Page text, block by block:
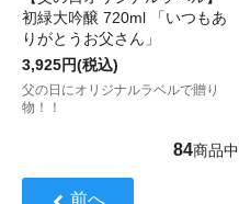
初緑大吟醸 720ml 「いつもあ
りがとうお父さん」
3,925円(税込)
父の日にオリジナルラベルで贈り
物！！
84商品中
前へ